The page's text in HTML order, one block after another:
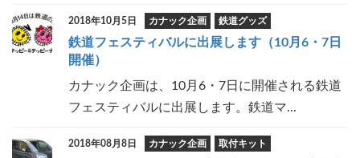
2018年10月5日 カナック企画 鉄道グッズ
鉄道フェスティバルに出展します（10月6・7日
開催）
カナック企画は、10月6・7日に開催される鉄道
フェスティバルに出展します。鉄道マ...
2018年08月8日 カナック企画 取付キット